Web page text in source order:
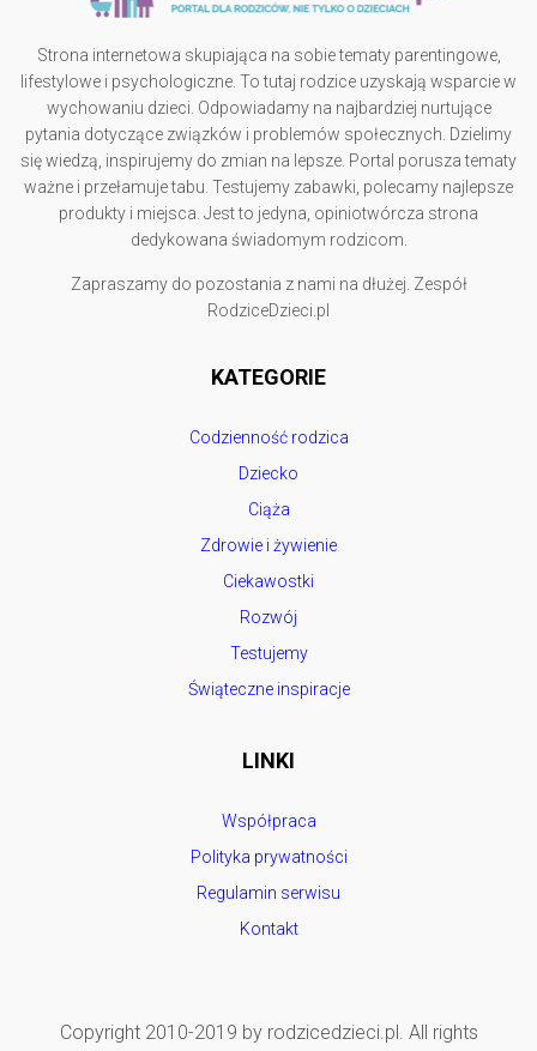
Strona internetowa skupiająca na sobie tematy parentingowe,
lifestylowe i psychologiczne. To tutaj rodzice uzyskają wsparcie w
wychowaniu dzieci. Odpowiadamy na najbardziej nurtujące
pytania dotyczące związków i problemów społecznych. Dzielimy
się wiedzą, inspirujemy do zmian na lepsze. Portal porusza tematy
ważne i przełamuje tabu. Testujemy zabawki, polecamy najlepsze
produkty i miejsca. Jest to jedyna, opiniotwórcza strona
dedykowana świadomym rodzicom.
Zapraszamy do pozostania z nami na dłużej. Zespół
RodziceDzieci.pl
KATEGORIE
Codzienność rodzica
Dziecko
Ciąża
Zdrowie i żywienie
Ciekawostki
Rozwój
Testujemy
Świąteczne inspiracje
LINKI
Współpraca
Polityka prywatności
Regulamin serwisu
Kontakt
Copyright 2010-2019 by rodzicedzieci.pl. All rights